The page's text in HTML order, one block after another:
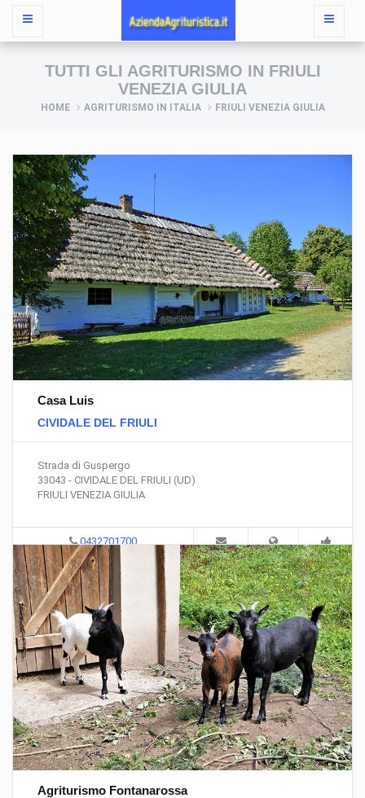
TUTTI GLI AGRITURISMO IN FRIULI
VENEZIA GIULIA
HOME AGRITURISMO IN ITALIA FRIULI VENEZIA GIULIA
Casa Luis
CIVIDALE DEL FRIULI
Strada di Guspergo
33043 - CIVIDALE DEL FRIULI (UD)
FRIULI VENEZIA GIULIA
0432701700
Agriturismo Fontanarossa